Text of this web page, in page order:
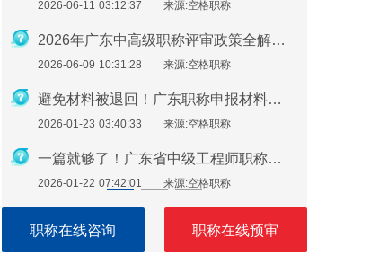
2026-06-11 03:12:37 来源:空格职称
2026年广东中高级职称评审政策全解析：条件、流程与实操指南
2026-06-09 10:31:28 来源:空格职称
避免材料被退回！广东职称申报材料指南（2026最新版）
2026-01-23 03:40:33 来源:空格职称
一篇就够了！广东省中级工程师职称评定需要准备哪些材料？
2026-01-22 07:42:01 来源:空格职称
职称在线咨询 职称在线预审